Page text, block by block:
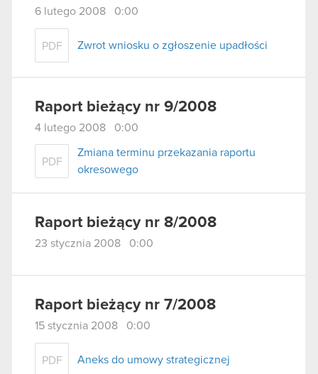
6 lutego 2008 0:00
PDF Zwrot wniosku o zgłoszenie upadłości
Raport bieżący nr 9/2008
4 lutego 2008 0:00
PDF
Zmiana terminu przekazania raportu
okresowego
Raport bieżący nr 8/2008
23 stycznia 2008 0:00
Raport bieżący nr 7/2008
15 stycznia 2008 0:00
PDF Aneks do umowy strategicznej